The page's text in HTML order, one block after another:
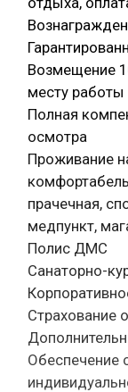
Возмещение
месту работы
Полная
осмотра
Проживание
прачечная,
медпункт,
Полис ДМС
Санаторно-
Страхование
Обеспечение